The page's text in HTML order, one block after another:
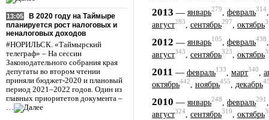
13:05
В 2020 году на Таймыре
планируется рост налоговых и
неналоговых доходов
#НОРИЛЬСК. «Таймырский
телеграф» – На сессии
Законодательного собрания края
депутаты во втором чтении
приняли бюджет-2020 и плановый
период 2021–2022 годов. Один из
главных приоритетов документа –
…
2013 — январь279, февраль314
август283 сентябрь297 октябрь
2012 — январь105, февраль438
август343, сентябрь323, октябрь
2011 — февраль133 март340
октябрь442, ноябрь455, декабрь
2010 — январь248 февраль291
август324, сентябрь310, октябрь